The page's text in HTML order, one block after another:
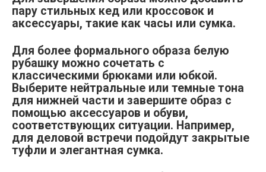
пару стильных кед или кроссовок и
аксессуары, такие как часы или сумка.
Для более формального образа белую
рубашку можно сочетать с
классическими брюками или юбкой.
Выберите нейтральные или темные тона
для нижней части и завершите образ с
помощью аксессуаров и обуви,
соответствующих ситуации. Например,
для деловой встречи подойдут закрытые
туфли и элегантная сумка.